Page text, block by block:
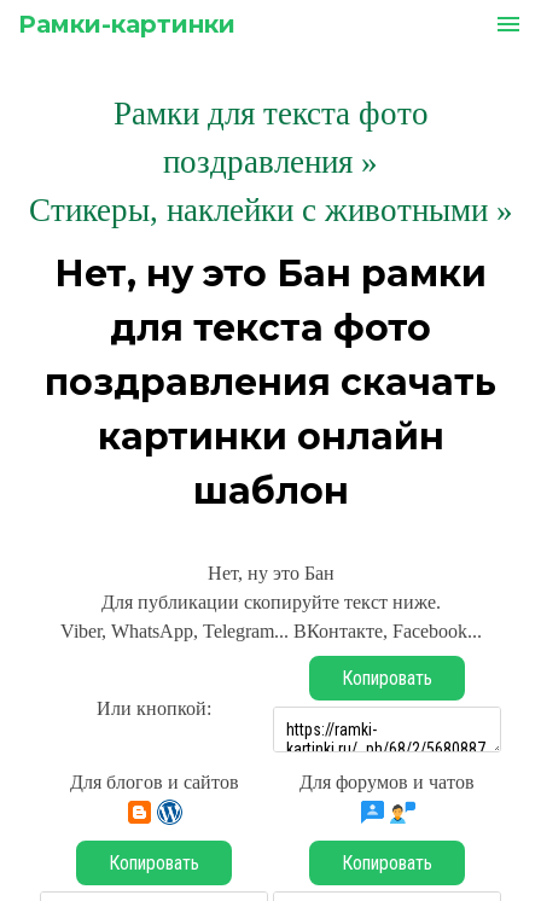
Рамки-картинки menu
Рамки для текста фото
поздравления »
Стикеры, наклейки с животными »
Нет, ну это Бан рамки
для текста фото
поздравления скачать
картинки онлайн
шаблон
Нет, ну это Бан
Для публикации скопируйте текст ниже.
Viber, WhatsApp, Telegram... ВКонтакте, Facebook...
Или кнопкой:
Копировать
Для блогов и сайтов Для форумов и чатов
Копировать Копировать